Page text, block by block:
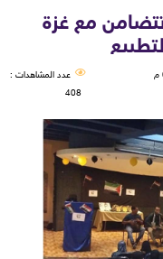
تتضامن مع غزة
عدد المشاهدات :
408